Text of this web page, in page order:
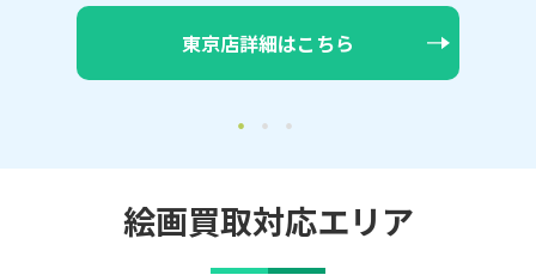
大阪店詳細はこちら
絵画買取対応エリア